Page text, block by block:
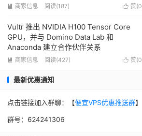
 商家信息 阅读(187)  赞(0
Vultr 推出 NVIDIA H100 Tensor Core
GPU，并与 Domino Data Lab 和
Anaconda 建立合作伙伴关系
 商家信息 阅读(427)  赞(0
最新优惠通知
点击链接加入群聊：【便宜VPS优惠推送群】
群号：624241306